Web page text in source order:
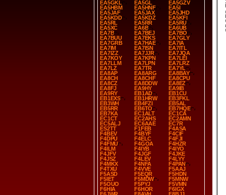
EA5GKL
EA5GL
EA5GZV
EA5HBM
EA5HNF
EA5I
EA5JAF
EA5JAX
EA5JHD
EA5KDD
EA5KDZ
EA5KFI
EA5RL
EA5RR
EA5RU
EA5XC
EA6B
EA6UB
EA7B
EA7BEJ
EA7BO
EA7BUU
EA7EKS
EA7GLY
EA7GRB
EA7HAE
EA7IA
EA7IM
EA7ISN
EA7ITL
EA7IZZ
EA7JJR
EA7JQA
EA7KOY
EA7KPN
EA7LEI
EA7LLM
EA7LPN
EA7LRZ
EA7LZ
EA7TR
EA7YL
EA8AP
EA8ARG
EA8BAY
EA8CH
EA8CHF
EA8CPU
EA8CZ
EA8DDW
EA8EZ
EA8FJ
EA9HY
EA9IB
EA9RY
EB1AD
EB1CU
EB1EXS
EB1HRW
EB3FKL
EB3WH
EB4FZI
EB5AL
EB5RR
EB6TO
EB7HQE
EB7KA
EC1ALT
EC1CA
EC1CT
EC2AHS
EC2AMN
EC5ALJ
EC6AAE
EC7R
ES2TT
F1FEB
F4ASA
F4BEV
F4BYF
F4CIF
F4DPU
F4ELC
F4FJI
F4FMU
F4GOA
F4HZR
F4ILM
F4IYB
F4IYO
F4JFV
F4JGF
F4JKE
F4JSZ
F4LEV
F4LYY
F4MKX
F4NFA
F4PAN
F4TXU
F4VVE
F5AAJ
F5ASD
F5EQR
F5HDN
F5IET
F5MDW
F5MNW
F5OUO
F5PYJ
F5VMN
F6HIA
F6HOR
F6IGX